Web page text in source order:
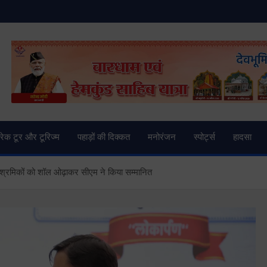
News | Uttarkashi
टूर और टूरिज्म पहाड़ों की दिक्कत मनोरंजन स्पोर्ट्स हादसा
को शॉल ओढ़ाकर सीएम ने किया सम्मानित